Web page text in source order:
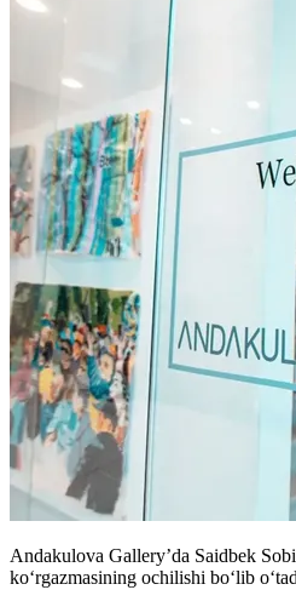
Andakulova Gallery’da Saidbek
koʻrgazmasining ochilishi boʻlib